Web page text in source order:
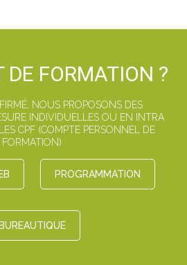
DE FORMATION ?
NOUS PROPOSONS DES
INDIVIDUELLES OU EN INTRA
CPF (COMPTE PERSONNEL DE
FORMATION)
PROGRAMMATION
BUREAUTIQUE